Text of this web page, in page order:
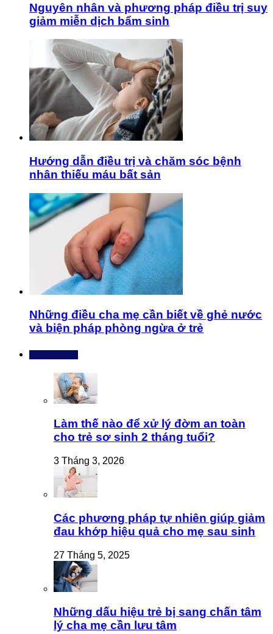
Nguyên nhân và phương pháp điều trị suy
giảm miễn dịch bẩm sinh
Hướng dẫn điều trị và chăm sóc bệnh
nhân thiếu máu bất sản
Những điều cha mẹ cần biết về ghẻ nước
và biện pháp phòng ngừa ở trẻ
Làm thế nào để xử lý đờm an toàn
cho trẻ sơ sinh 2 tháng tuổi?
3 Tháng 3, 2026
Các phương pháp tự nhiên giúp giảm
đau khớp hiệu quả cho mẹ sau sinh
27 Tháng 5, 2025
Những dấu hiệu trẻ bị sang chấn tâm
lý cha mẹ cần lưu tâm